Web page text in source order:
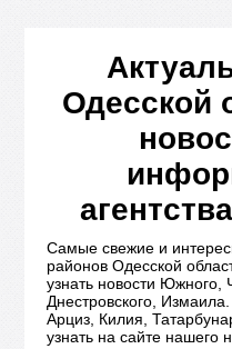
Одесской
Самые свежие и
районов Одесской
узнать новости Южного,
Днестровского,
Арциз, Килия,
узнать на сайте нашего